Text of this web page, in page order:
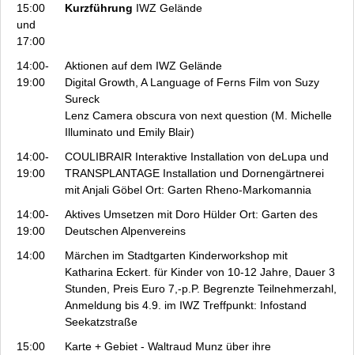
15:00
und
17:00
Kurzführung IWZ Gelände
14:00-
19:00
Aktionen auf dem IWZ Gelände
Digital Growth, A Language of Ferns Film von Suzy
Sureck
Lenz Camera obscura von next question (M. Michelle
Illuminato und Emily Blair)
14:00-
19:00
COULIBRAIR Interaktive Installation von deLupa und
TRANSPLANTAGE Installation und Dornengärtnerei
mit Anjali Göbel Ort: Garten Rheno-Markomannia
14:00-
19:00
Aktives Umsetzen mit Doro Hülder Ort: Garten des
Deutschen Alpenvereins
14:00
Märchen im Stadtgarten Kinderworkshop mit
Katharina Eckert. für Kinder von 10-12 Jahre, Dauer 3
Stunden, Preis Euro 7,-p.P. Begrenzte Teilnehmerzahl,
Anmeldung bis 4.9. im IWZ Treffpunkt: Infostand
Seekatzstraße
15:00
Karte + Gebiet - Waltraud Munz über ihre